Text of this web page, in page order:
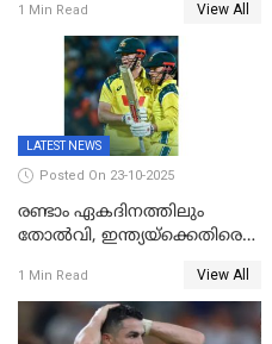
മുൻനായകരുടെ മികവിൽ
ഓസീസിനെതിരെ ഉജ്ജ്വല
1 Min Read View All
LATEST NEWS
Posted On 23-10-2025
രണ്ടാം ഏകദിനത്തിലും
തോൽവി, ഇന്ത്യയ്‌ക്കെതിരെ
1 Min Read View All